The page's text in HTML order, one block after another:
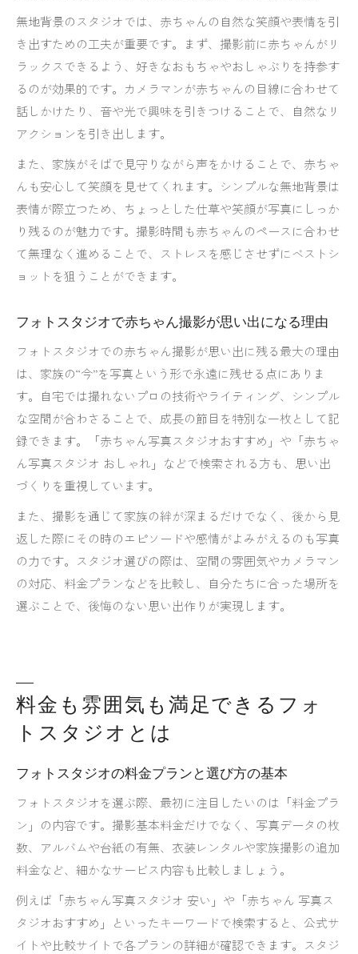
無地背景のスタジオでは、赤ちゃんの自然な笑顔や表情を引
き出すための工夫が重要です。まず、撮影前に赤ちゃんがリ
ラックスできるよう、好きなおもちゃやおしゃぶりを持参す
るのが効果的です。カメラマンが赤ちゃんの目線に合わせて
話しかけたり、音や光で興味を引きつけることで、自然なリ
アクションを引き出します。
また、家族がそばで見守りながら声をかけることで、赤ちゃ
んも安心して笑顔を見せてくれます。シンプルな無地背景は
表情が際立つため、ちょっとした仕草や笑顔が写真にしっか
り残るのが魅力です。撮影時間も赤ちゃんのペースに合わせ
て無理なく進めることで、ストレスを感じさせずにベストシ
ョットを狙うことができます。
フォトスタジオで赤ちゃん撮影が思い出になる理由
フォトスタジオでの赤ちゃん撮影が思い出に残る最大の理由
は、家族の“今”を写真という形で永遠に残せる点にありま
す。自宅では撮れないプロの技術やライティング、シンプル
な空間が合わさることで、成長の節目を特別な一枚として記
録できます。「赤ちゃん写真スタジオおすすめ」や「赤ちゃ
ん写真スタジオ おしゃれ」などで検索される方も、思い出
づくりを重視しています。
また、撮影を通じて家族の絆が深まるだけでなく、後から見
返した際にその時のエピソードや感情がよみがえるのも写真
の力です。スタジオ選びの際は、空間の雰囲気やカメラマン
の対応、料金プランなどを比較し、自分たちに合った場所を
選ぶことで、後悔のない思い出作りが実現します。
料金も雰囲気も満足できるフォ
トスタジオとは
フォトスタジオの料金プランと選び方の基本
フォトスタジオを選ぶ際、最初に注目したいのは「料金プラ
ン」の内容です。撮影基本料金だけでなく、写真データの枚
数、アルバムや台紙の有無、衣装レンタルや家族撮影の追加
料金など、細かなサービス内容も比較しましょう。
例えば「赤ちゃん写真スタジオ 安い」や「赤ちゃん 写真ス
タジオおすすめ」といったキーワードで検索すると、公式サ
イトや比較サイトで各プランの詳細が確認できます。スタジ